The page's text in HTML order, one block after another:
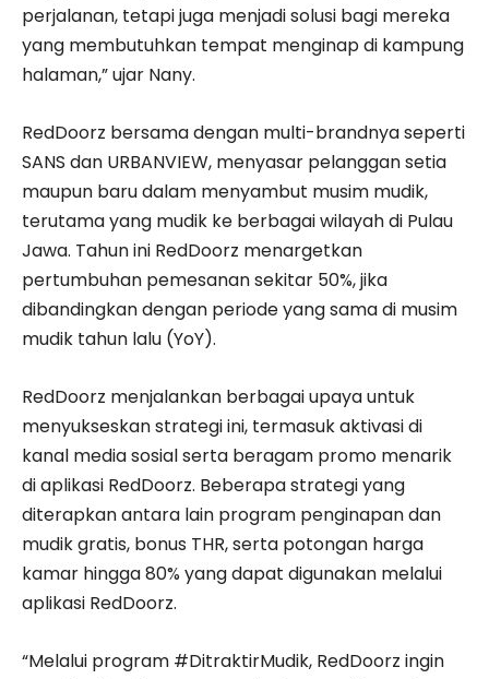
perjalanan, tetapi juga menjadi solusi bagi mereka
yang membutuhkan tempat menginap di kampung
halaman,” ujar Nany.
RedDoorz bersama dengan multi-brandnya seperti
SANS dan URBANVIEW, menyasar pelanggan setia
maupun baru dalam menyambut musim mudik,
terutama yang mudik ke berbagai wilayah di Pulau
Jawa. Tahun ini RedDoorz menargetkan
pertumbuhan pemesanan sekitar 50%, jika
dibandingkan dengan periode yang sama di musim
mudik tahun lalu (YoY).
RedDoorz menjalankan berbagai upaya untuk
menyukseskan strategi ini, termasuk aktivasi di
kanal media sosial serta beragam promo menarik
di aplikasi RedDoorz. Beberapa strategi yang
diterapkan antara lain program penginapan dan
mudik gratis, bonus THR, serta potongan harga
kamar hingga 80% yang dapat digunakan melalui
aplikasi RedDoorz.
“Melalui program #DitraktirMudik, RedDoorz ingin